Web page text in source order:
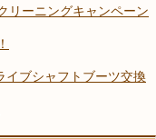
リーニングキャンペーン
イブシャフトブーツ交換